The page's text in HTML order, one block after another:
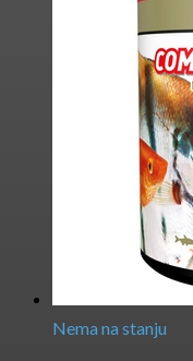
Nema na stanju